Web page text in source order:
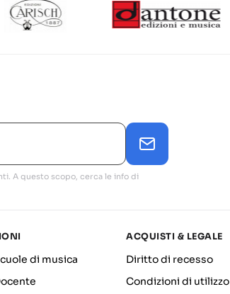
A questo scopo, cerca le info di
di musica
ACQUISTI & LEGALE
Diritto di recesso
Condizioni di utilizzo